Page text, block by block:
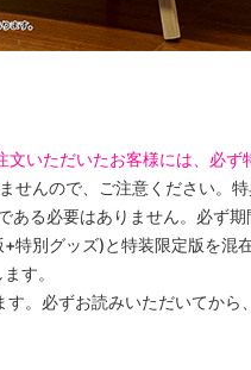
いただいたお客様には、必ず
んので、ご注意ください。
る必要はありません。必ず期
別グッズ)と特装限定版を混
す。
。必ずお読みいただいてから